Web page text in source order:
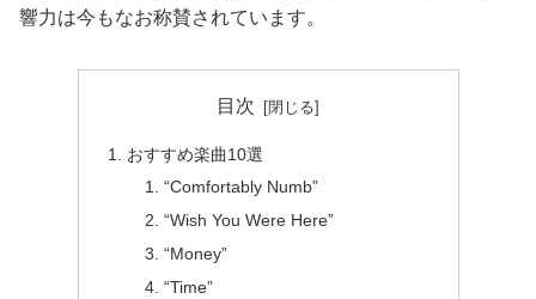
響力は今もなお称賛されています。
目次
おすすめ楽曲10選
“Comfortably Numb”
“Wish You Were Here”
“Money”
“Time”